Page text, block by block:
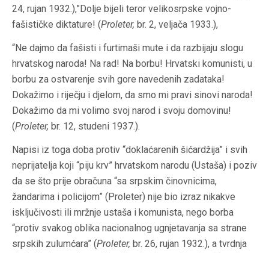
24, rujan 1932.),”Dolje bijeli teror velikosrpske vojno-
fašističke diktature! (Proleter, br. 2, veljača 1933.),
“Ne dajmo da fašisti i furtimaši mute i da razbijaju slogu
hrvatskog naroda! Na rad! Na borbu! Hrvatski komunisti, u
borbu za ostvarenje svih gore navedenih zadataka!
Dokažimo i riječju i djelom, da smo mi pravi sinovi naroda!
Dokažimo da mi volimo svoj narod i svoju domovinu!
(Proleter, br. 12, studeni 1937.).
Napisi iz toga doba protiv “doklaćarenih šićardžija” i svih
neprijatelja koji “piju krv” hrvatskom narodu (Ustaša) i poziv
da se što prije obračuna “sa srpskim činovnicima,
žandarima i policijom” (Proleter) nije bio izraz nikakve
isključivosti ili mržnje ustaša i komunista, nego borba
“protiv svakog oblika nacionalnog ugnjetavanja sa strane
srpskih zulumćara” (Proleter, br. 26, rujan 1932.), a tvrdnja